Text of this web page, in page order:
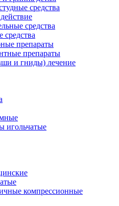
средства
средства
средства
препараты
препараты
и гниды) лечение
игольчатые
компрессионные